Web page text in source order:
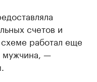
счетов и
работал еще
мужчина, —